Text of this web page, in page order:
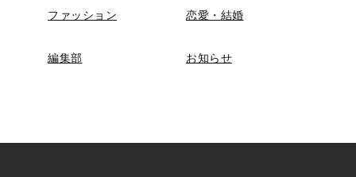
ファッション 恋愛・結婚
編集部 お知らせ